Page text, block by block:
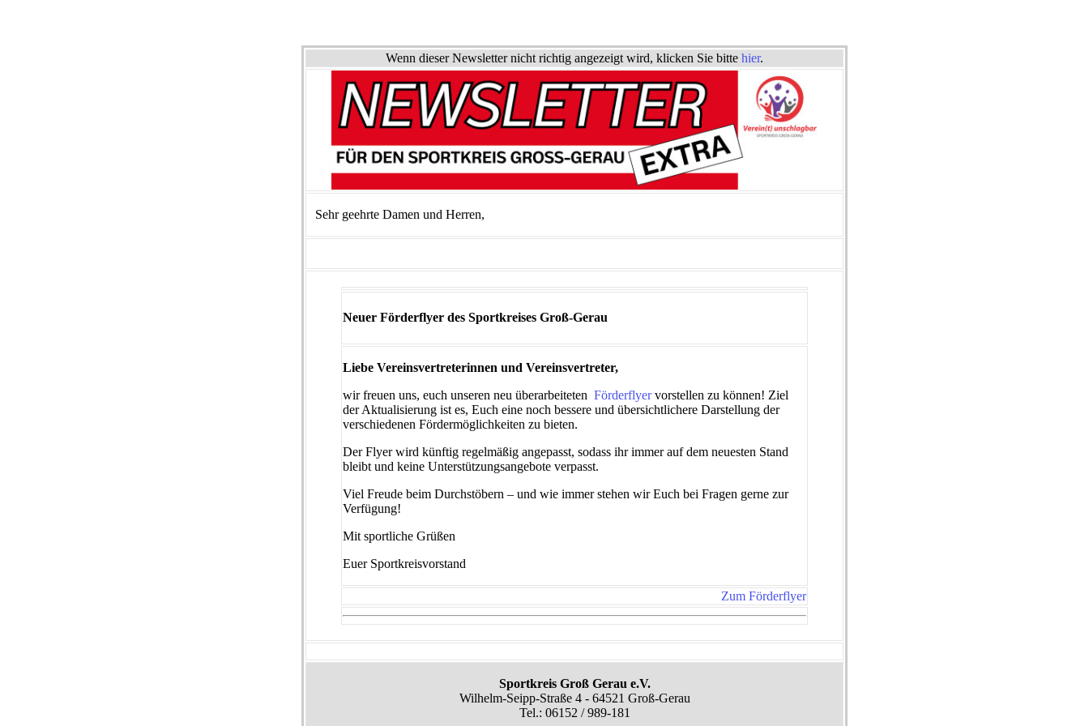
Wenn dieser Newsletter nicht richtig angezeigt wird, klicken Sie bitte hier.
Sehr geehrte Damen und Herren,
Neuer Förderflyer des Sportkreises Groß-Gerau
Liebe Vereinsvertreterinnen und Vereinsvertreter,
wir freuen uns, euch unseren neu überarbeiteten Förderflyer vorstellen zu können! Ziel
der Aktualisierung ist es, Euch eine noch bessere und übersichtlichere Darstellung der
verschiedenen Fördermöglichkeiten zu bieten.
Der Flyer wird künftig regelmäßig angepasst, sodass ihr immer auf dem neuesten Stand
bleibt und keine Unterstützungsangebote verpasst.
Viel Freude beim Durchstöbern – und wie immer stehen wir Euch bei Fragen gerne zur
Verfügung!
Mit sportliche Grüßen
Euer Sportkreisvorstand
Zum Förderflyer
Sportkreis Groß Gerau e.V.
Wilhelm-Seipp-Straße 4 - 64521 Groß-Gerau
Tel.: 06152 / 989-181